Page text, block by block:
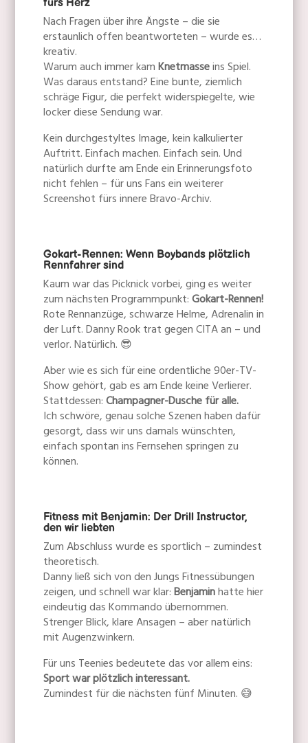
fürs Herz
Nach Fragen über ihre Ängste – die sie
erstaunlich offen beantworteten – wurde es…
kreativ.
Warum auch immer kamKnetmasseins Spiel.
Was daraus entstand? Eine bunte, ziemlich
schräge Figur, die perfekt widerspiegelte, wie
locker diese Sendung war.
Kein durchgestyltes Image, kein kalkulierter
Auftritt. Einfach machen. Einfach sein. Und
natürlich durfte am Ende ein Erinnerungsfoto
nicht fehlen – für uns Fans ein weiterer
Screenshot fürs innere Bravo-Archiv.
Gokart-Rennen: Wenn Boybands plötzlich
Rennfahrer sind
Kaum war das Picknick vorbei, ging es weiter
zum nächsten Programmpunkt:Gokart-Rennen!
Rote Rennanzüge, schwarze Helme, Adrenalin in
der Luft. Danny Rook trat gegen CITA an – und
verlor. Natürlich. 😎
Aber wie es sich für eine ordentliche 90er-TV-
Show gehört, gab es am Ende keine Verlierer.
Stattdessen:Champagner-Dusche für alle.
Ich schwöre, genau solche Szenen haben dafür
gesorgt, dass wir uns damals wünschten,
einfach spontan ins Fernsehen springen zu
können.
Fitness mit Benjamin: Der Drill Instructor,
den wir liebten
Zum Abschluss wurde es sportlich – zumindest
theoretisch.
Danny ließ sich von den Jungs Fitnessübungen
zeigen, und schnell war klar:Benjaminhatte hier
eindeutig das Kommando übernommen.
Strenger Blick, klare Ansagen – aber natürlich
mit Augenzwinkern.
Für uns Teenies bedeutete das vor allem eins:
Sport war plötzlich interessant.
Zumindest für die nächsten fünf Minuten. 😅